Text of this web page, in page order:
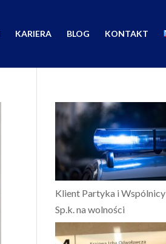
KARIERA BLOG KONTAKT
Klient Partyka i Wspólnicy
Sp.k. na wolności